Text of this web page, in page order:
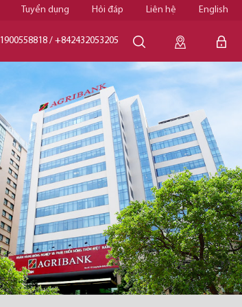
Tuyển dụng Hỏi đáp Liên hệ English
1900558818 / +842432053205